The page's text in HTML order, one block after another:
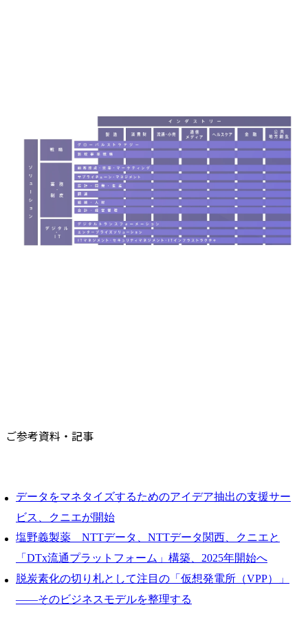
ご参考資料・記事
データをマネタイズするためのアイデア抽出の支援サー
ビス、クニエが開始
塩野義製薬 NTTデータ、NTTデータ関西、クニエと
「DTx流通プラットフォーム」構築、2025年開始へ
脱炭素化の切り札として注目の「仮想発電所（VPP）」
――そのビジネスモデルを整理する